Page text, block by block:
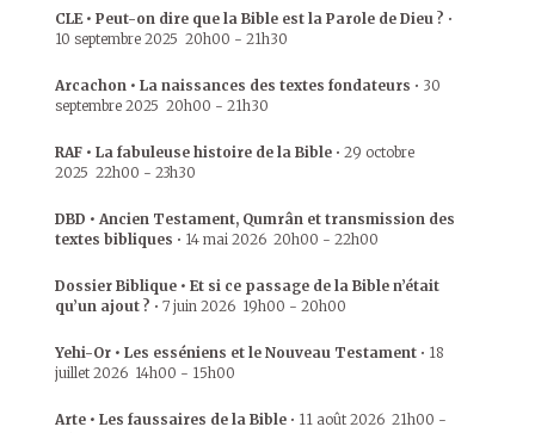
CLE • Peut-on dire que la Bible est la Parole de Dieu ? •
10 septembre 2025 20h00 - 21h30
Arcachon • La naissances des textes fondateurs • 30
septembre 2025 20h00 - 21h30
RAF • La fabuleuse histoire de la Bible • 29 octobre
2025 22h00 - 23h30
DBD • Ancien Testament, Qumrân et transmission des
textes bibliques • 14 mai 2026 20h00 - 22h00
Dossier Biblique • Et si ce passage de la Bible n’était
qu’un ajout ? • 7 juin 2026 19h00 - 20h00
Yehi-Or • Les esséniens et le Nouveau Testament • 18
juillet 2026 14h00 - 15h00
Arte • Les faussaires de la Bible • 11 août 2026 21h00 -